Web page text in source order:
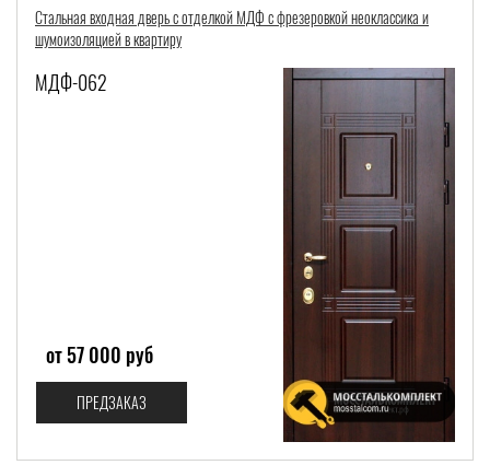
Стальная входная дверь с отделкой МДФ с фрезеровкой неоклассика и
шумоизоляцией в квартиру
МДФ-062
от 57 000 руб
ПРЕДЗАКАЗ